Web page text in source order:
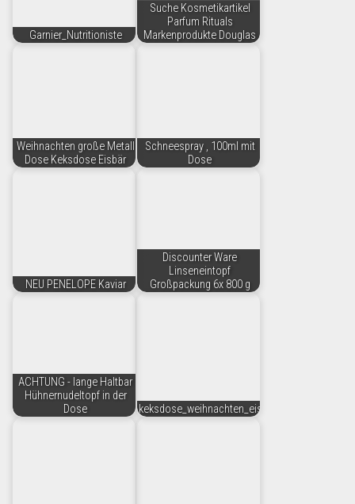
Garnier_Nutritioniste
Suche Kosmetikartikel
Parfum Rituals
Markenprodukte Douglas
Weihnachten große Metall
Dose Keksdose Eisbär
Schneespray , 100ml mit
Dose
NEU PENELOPE Kaviar
Discounter Ware
Linseneintopf
Großpackung 6x 800 g
ACHTUNG - lange Haltbar
Hühnernudeltopf in der
Dose
keksdose_weihnachten_eisbaer